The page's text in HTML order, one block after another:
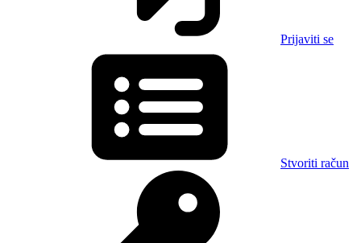
Prijaviti se
Stvoriti račun